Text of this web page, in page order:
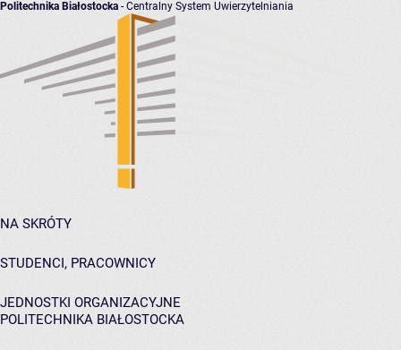
Politechnika Białostocka - Centralny System Uwierzytelniania
NA SKRÓTY
STUDENCI, PRACOWNICY
JEDNOSTKI ORGANIZACYJNE
POLITECHNIKA BIAŁOSTOCKA